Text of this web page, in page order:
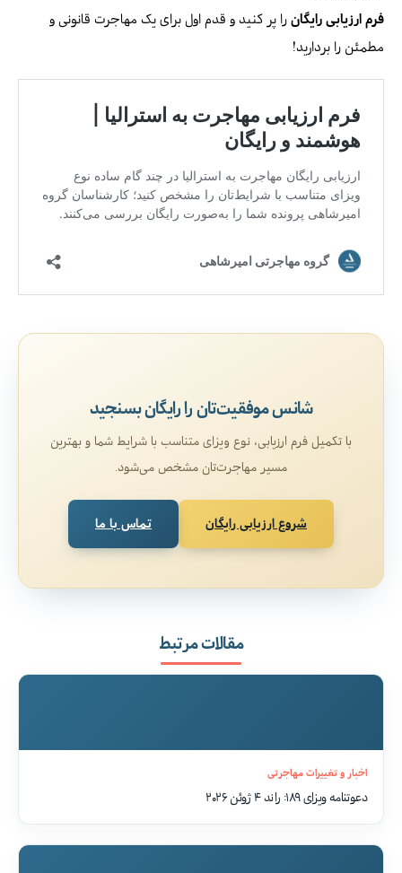
فرم ارزیابی رایگان را پر کنید و قدم اول برای یک مهاجرت قانونی و
مطمئن را بردارید!
شانس موفقیت‌تان را رایگان بسنجید
با تکمیل فرم ارزیابی، نوع ویزای متناسب با شرایط شما و بهترین
مسیر مهاجرت‌تان مشخص می‌شود.
شروع ارزیابی رایگان تماس با ما
مقالات مرتبط
اخبار و تغییرات مهاجرتی
دعوتنامه ویزای ۱۸۹: راند ۴ ژوئن ۲۰۲۶